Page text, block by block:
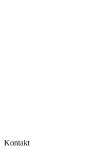
Kontakt